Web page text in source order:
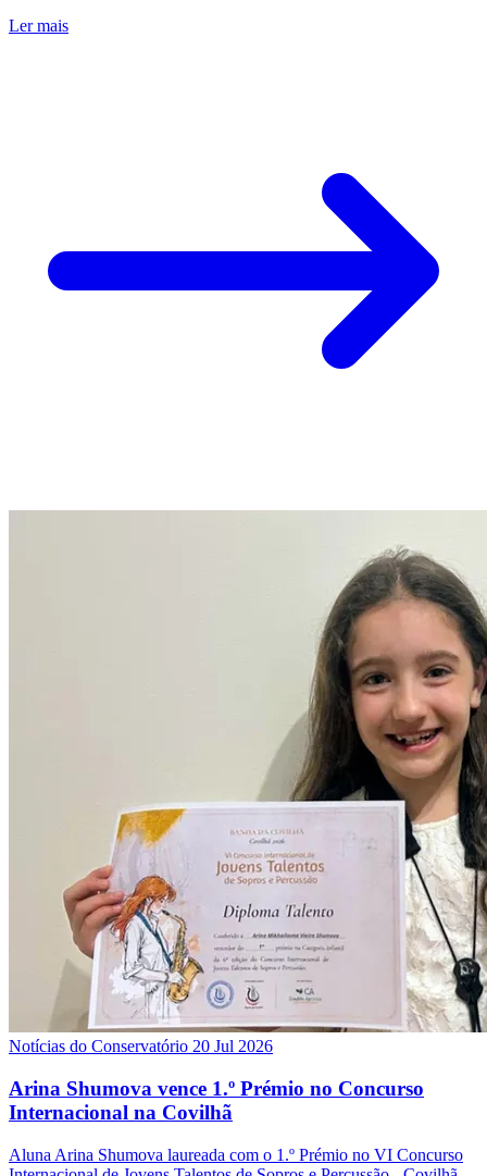
Ler mais
Notícias do Conservatório 20 Jul 2026
Arina Shumova vence 1.º Prémio no Concurso
Internacional na Covilhã
Aluna Arina Shumova laureada com o 1.º Prémio no VI Concurso